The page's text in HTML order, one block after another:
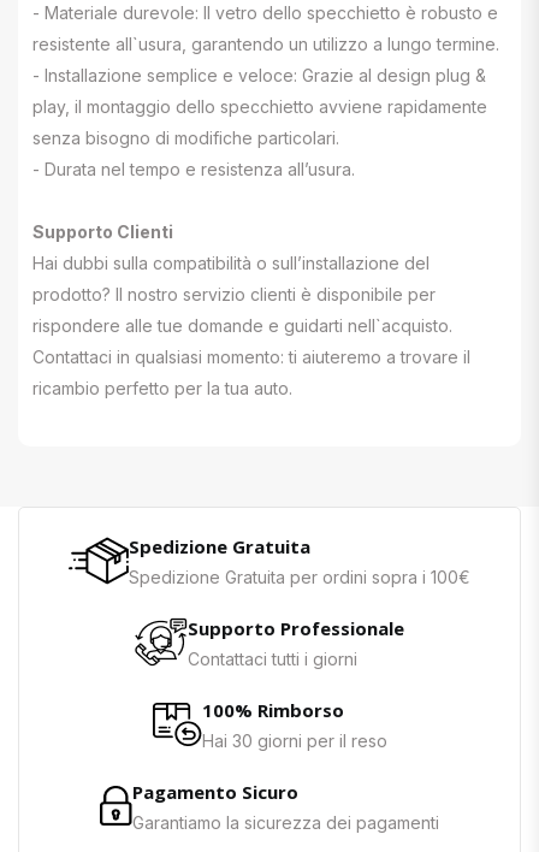
- Materiale durevole: Il vetro dello specchietto è robusto e
resistente all`usura, garantendo un utilizzo a lungo termine.
- Installazione semplice e veloce: Grazie al design plug &
play, il montaggio dello specchietto avviene rapidamente
senza bisogno di modifiche particolari.
- Durata nel tempo e resistenza all’usura.
Supporto Clienti
Hai dubbi sulla compatibilità o sull’installazione del
prodotto? Il nostro servizio clienti è disponibile per
rispondere alle tue domande e guidarti nell`acquisto.
Contattaci in qualsiasi momento: ti aiuteremo a trovare il
ricambio perfetto per la tua auto.
Spedizione Gratuita
Spedizione Gratuita per ordini sopra i 100€
Supporto Professionale
Contattaci tutti i giorni
100% Rimborso
Hai 30 giorni per il reso
Pagamento Sicuro
Garantiamo la sicurezza dei pagamenti